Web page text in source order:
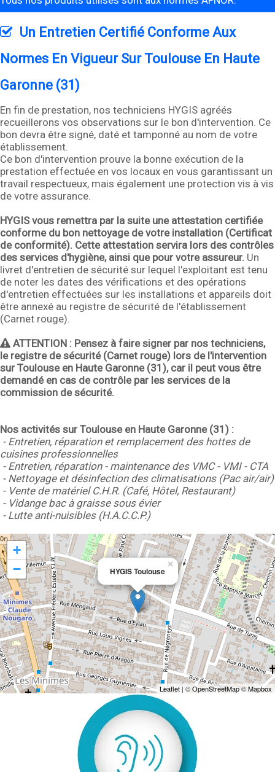
Un Entretien Certifié Conforme Aux
Normes En Vigueur Sur Toulouse En Haute
Garonne (31)
En fin de prestation, nos techniciens HYGIS agréés
recueillerons vos observations sur le bon d'intervention. Ce
bon devra être signé, daté et tamponné au nom de votre
établissement.
Ce bon d'intervention prouve la bonne exécution de la
prestation effectuée en vos locaux en vous garantissant un
travail respectueux, mais également une protection vis à vis
de votre assurance.
HYGIS vous remettra par la suite une attestation certifiée
conforme du bon nettoyage de votre installation (Certificat
de conformité). Cette attestation servira lors des contrôles
des services d'hygiène, ainsi que pour votre assureur. Un
livret d'entretien de sécurité sur lequel l'exploitant est tenu
de noter les dates des vérifications et des opérations
d'entretien effectuées sur les installations et appareils doit
être annexé au registre de sécurité de l'établissement
(Carnet rouge).
ATTENTION : Pensez à faire signer par nos techniciens,
le registre de sécurité (Carnet rouge) lors de l'intervention
sur Toulouse en Haute Garonne (31), car il peut vous être
demandé en cas de contrôle par les services de la
commission de sécurité.
Nos activités sur Toulouse en Haute Garonne (31) :
- Entretien, réparation et remplacement des hottes de
cuisines professionnelles
- Entretien, réparation - maintenance des VMC - VMI - CTA
- Nettoyage et désinfection des climatisations (Pac air/air)
- Vente de matériel C.H.R. (Café, Hôtel, Restaurant)
- Vidange bac à graisse sous évier
- Lutte anti-nuisibles (H.A.C.C.P.)
HYGIS Toulouse
×
+
−
Leaflet | ©OpenStreetMap©Mapbox